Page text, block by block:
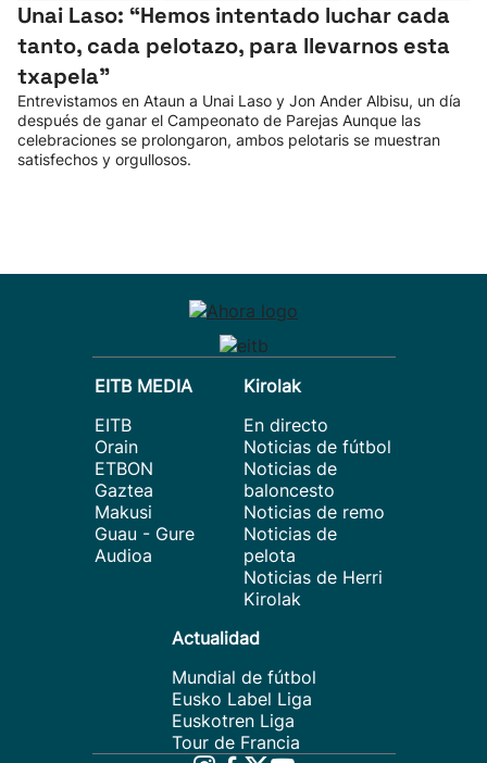
Unai Laso: “Hemos intentado luchar cada
tanto, cada pelotazo, para llevarnos esta
txapela”
Entrevistamos en Ataun a Unai Laso y Jon Ander Albisu, un día
después de ganar el Campeonato de Parejas Aunque las
celebraciones se prolongaron, ambos pelotaris se muestran
satisfechos y orgullosos.
EITB MEDIA
EITB
Orain
ETBON
Gaztea
Makusi
Guau - Gure
Audioa
Kirolak
En directo
Noticias de fútbol
Noticias de
baloncesto
Noticias de remo
Noticias de
pelota
Noticias de Herri
Kirolak
Actualidad
Mundial de fútbol
Eusko Label Liga
Euskotren Liga
Tour de Francia